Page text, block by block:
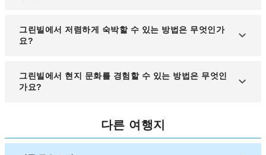
블루리지 산맥과 인접해 있어 하이킹과 캠핑이 인기
있으며, 샐루다 강에서 카약이나 래프팅을 즐기는 것
그린빌에서 저렴하게 숙박할 수 있는 방법은 무엇인가
요?
도심 외곽에는 저렴한 모텔과 게스트하우스가 있으
며, 에어비앤비를 활용하면 다양한 가격대의 숙박 옵
그린빌에서 현지 문화를 경험할 수 있는 방법은 무엇인
가요?
연중 열리는 예술 축제와 파머스 마켓을 방문하면 현
지 문화를 가까이서 체험할 수 있으며, 지역 레스토랑
에서 남부 특유의 요리를 맛보는 것도 좋은 방법입니
다른 여행지